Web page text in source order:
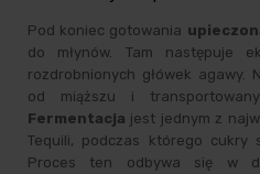
Pod koniec gotowania
do młynów. Tam następuje
rozdrobnionych główek agawy.
od miąższu i
Fermentacja jest jednym z
Tequili, podczas którego cukry
Proces ten odbywa się w